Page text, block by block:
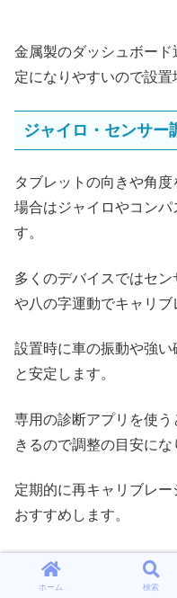
金属製のダッシュボー
定になりやすいので設置
ジャイロ・センサー
タブレットの向きや角
場合はジャイロやコン
す。
多くのデバイスではセ
や八の字運動でキャリブ
設置時に車の振動や強
と安定します。
専用の診断アプリを使
きるので調整の目安にな
定期的に再キャリブレ
おすすめします。
ホーム 検索